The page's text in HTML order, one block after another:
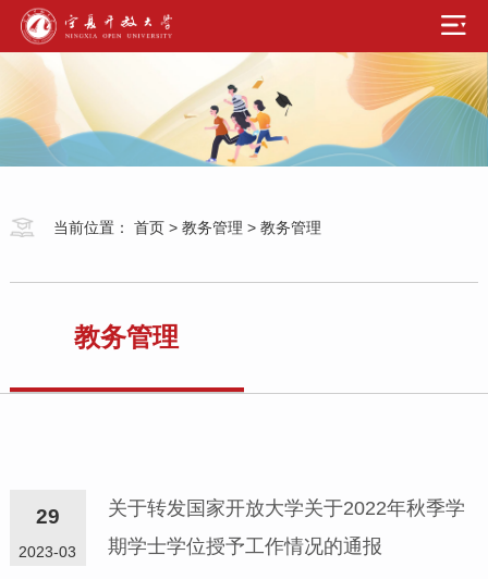
当前位置： 首页> 教务管理 > 教务管理
教务管理
29
2023-03
关于转发国家开放大学关于2022年秋季学
期学士学位授予工作情况的通报